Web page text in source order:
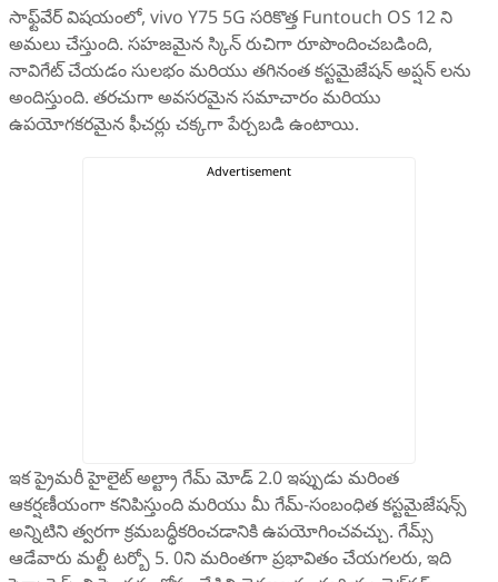
సాఫ్ట్‌వేర్ విషయంలో, vivo Y75 5G సరికొత్త Funtouch OS 12 ని
అమలు చేస్తుంది. సహజమైన స్కిన్ రుచిగా రూపొందించబడింది,
నావిగేట్ చేయడం సులభం మరియు తగినంత కస్టమైజేషన్ అప్షన్ లను
అందిస్తుంది. తరచుగా అవసరమైన సమాచారం మరియు
ఉపయోగకరమైన ఫీచర్లు చక్కగా పేర్చబడి ఉంటాయి.
ఇక ప్రైమరీ హైలైట్ అల్ట్రా గేమ్ మోడ్ 2.0 ఇప్పుడు మరింత
ఆకర్షణీయంగా కనిపిస్తుంది మరియు మీ గేమ్-సంబంధిత కస్టమైజేషన్స్
అన్నిటిని త్వరగా క్రమబద్ధీకరించడానికి ఉపయోగించవచ్చు. గేమ్స్
ఆడేవారు మల్టీ టర్బో 5. 0ని మరింతగా ప్రభావితం చేయగలరు, ఇది